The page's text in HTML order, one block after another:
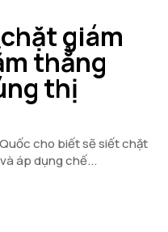
giám
thẳng
thị
cho biết sẽ siết chặt
áp dụng chế...